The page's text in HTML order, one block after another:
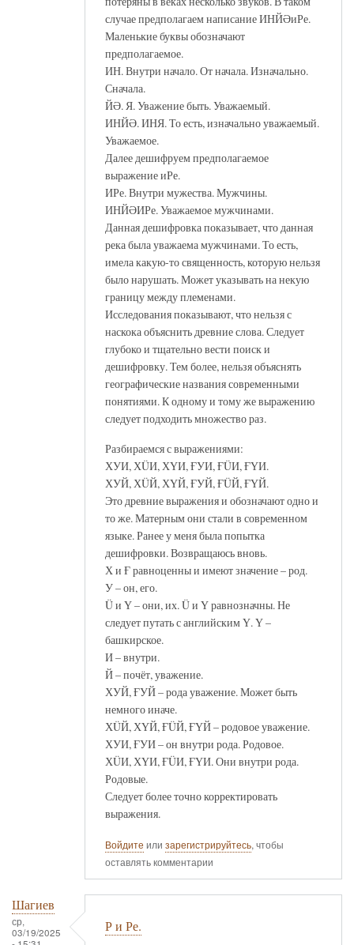
случае предполагаем написание ИНЙӘиРе.
Маленькие буквы обозначают
предполагаемое.
ИН. Внутри начало. От начала. Изначально.
Сначала.
ЙӘ. Я. Уважение быть. Уважаемый.
ИНЙӘ. ИНЯ. То есть, изначально уважаемый.
Уважаемое.
Далее дешифруем предполагаемое
выражение иРе.
ИРе. Внутри мужества. Мужчины.
ИНЙӘИРе. Уважаемое мужчинами.
Данная дешифровка показывает, что данная
река была уважаема мужчинами. То есть,
имела какую-то священность, которую нельзя
было нарушать. Может указывать на некую
границу между племенами.
Исследования показывают, что нельзя с
наскока объяснить древние слова. Следует
глубоко и тщательно вести поиск и
дешифровку. Тем более, нельзя объяснять
географические названия современными
понятиями. К одному и тому же выражению
следует подходить множество раз.
Разбираемся с выражениями:
ХУИ, ХÜИ, ХҮИ, ҒУИ, ҒÜИ, ҒҮИ.
ХУЙ, ХÜЙ, ХҮЙ, ҒУЙ, ҒÜЙ, ҒҮЙ.
Это древние выражения и обозначают одно и
то же. Матерным они стали в современном
языке. Ранее у меня была попытка
дешифровки. Возвращаюсь вновь.
Х и Ғ равноценны и имеют значение – род.
У – он, его.
Ü и Ү – они, их. Ü и Ү равнозначны. Не
следует путать с английским Ү. Ү –
башкирское.
И – внутри.
Й – почёт, уважение.
ХУЙ, ҒУЙ – рода уважение. Может быть
немного иначе.
ХÜЙ, ХҮЙ, ҒÜЙ, ҒҮЙ – родовое уважение.
ХУИ, ҒУИ – он внутри рода. Родовое.
ХÜИ, ХҮИ, ҒÜИ, ҒҮИ. Они внутри рода.
Родовые.
Следует более точно корректировать
выражения.
Войдите или зарегистрируйтесь, чтобы
оставлять комментарии
Шагиев
ср,
03/19/2025
Р и Ре.